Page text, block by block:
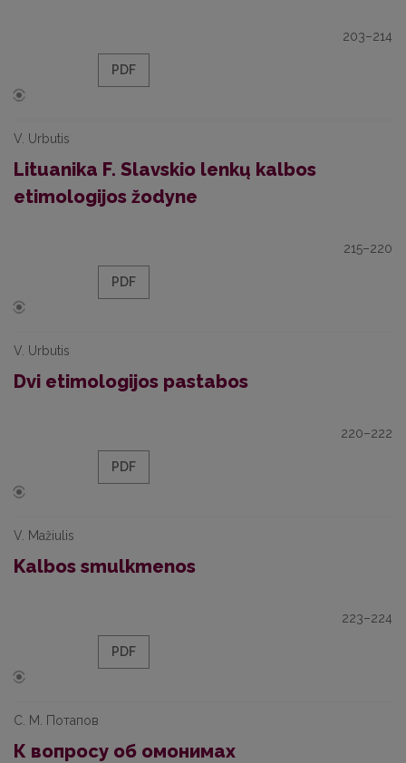
203–214
PDF
V. Urbutis
Lituanika F. Slavskio lenkų kalbos
etimologijos žodyne
215–220
PDF
V. Urbutis
Dvi etimologijos pastabos
220–222
PDF
V. Mažiulis
Kalbos smulkmenos
223–224
PDF
С. М. Потапoв
К вопросу об омонимах